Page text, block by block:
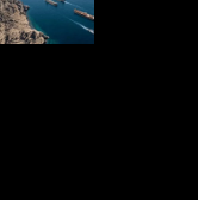
09 أغسطس